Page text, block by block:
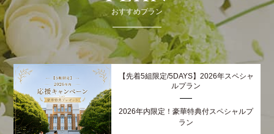
おすすめプラン
【先着5組限定/5DAYS】2026年スペシャ
ルプラン
2026年内限定！豪華特典付スペシャルプ
ラン